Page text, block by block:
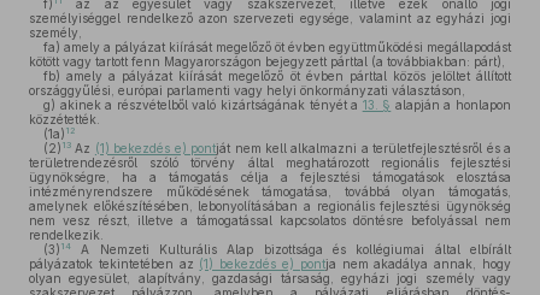
f)
az az egyesület vagy szakszervezet, illetve ezek önálló jogi
személyiséggel rendelkező azon szervezeti egysége, valamint az egyházi jogi
személy,
fa) amely a pályázat kiírását megelőző öt évben együttműködési megállapodást
kötött vagy tartott fenn Magyarországon bejegyzett párttal (a továbbiakban: párt),
fb) amely a pályázat kiírását megelőző öt évben párttal közös jelöltet állított
országgyűlési, európai parlamenti vagy helyi önkormányzati választáson,
g) akinek a részvételből való kizártságának tényét a 13. § alapján a honlapon
közzétették.
(1a) 12
(2) 13 Az (1) bekezdés e) pontját nem kell alkalmazni a területfejlesztésről és a
területrendezésről szóló törvény által meghatározott regionális fejlesztési
ügynökségre, ha a támogatás célja a fejlesztési támogatások elosztása
intézményrendszere működésének támogatása, továbbá olyan támogatás,
amelynek előkészítésében, lebonyolításában a regionális fejlesztési ügynökség
nem vesz részt, illetve a támogatással kapcsolatos döntésre befolyással nem
rendelkezik.
(3) 14
A Nemzeti Kulturális Alap bizottsága és kollégiumai által elbírált
pályázatok tekintetében az (1) bekezdés e) pontja nem akadálya annak, hogy
olyan egyesület, alapítvány, gazdasági társaság, egyházi jogi személy vagy